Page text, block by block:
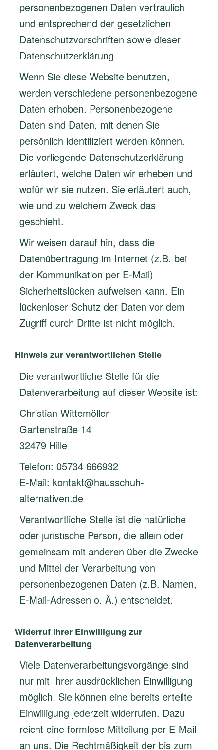
personenbezogenen Daten vertraulich
und entsprechend der gesetzlichen
Datenschutzvorschriften sowie dieser
Datenschutzerklärung.
Wenn Sie diese Website benutzen,
werden verschiedene personenbezogene
Daten erhoben. Personenbezogene
Daten sind Daten, mit denen Sie
persönlich identifiziert werden können.
Die vorliegende Datenschutzerklärung
erläutert, welche Daten wir erheben und
wofür wir sie nutzen. Sie erläutert auch,
wie und zu welchem Zweck das
geschieht.
Wir weisen darauf hin, dass die
Datenübertragung im Internet (z.B. bei
der Kommunikation per E-Mail)
Sicherheitslücken aufweisen kann. Ein
lückenloser Schutz der Daten vor dem
Zugriff durch Dritte ist nicht möglich.
Hinweis zur verantwortlichen Stelle
Die verantwortliche Stelle für die
Datenverarbeitung auf dieser Website ist:
Christian Wittemöller
Gartenstraße 14
32479 Hille
Telefon: 05734 666932
E-Mail: kontakt@hausschuh-
alternativen.de
Verantwortliche Stelle ist die natürliche
oder juristische Person, die allein oder
gemeinsam mit anderen über die Zwecke
und Mittel der Verarbeitung von
personenbezogenen Daten (z.B. Namen,
E-Mail-Adressen o. Ä.) entscheidet.
Widerruf Ihrer Einwilligung zur
Datenverarbeitung
Viele Datenverarbeitungsvorgänge sind
nur mit Ihrer ausdrücklichen Einwilligung
möglich. Sie können eine bereits erteilte
Einwilligung jederzeit widerrufen. Dazu
reicht eine formlose Mitteilung per E-Mail
an uns. Die Rechtmäßigkeit der bis zum